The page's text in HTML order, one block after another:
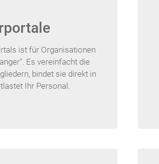
ist für Organisationen
Es vereinfacht die
bindet sie direkt in
Ihr Personal.